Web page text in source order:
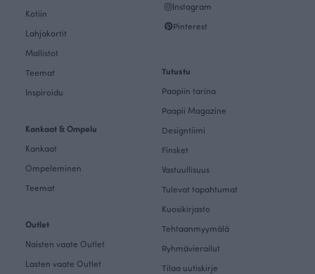
Kotiin
Lahjakortit
Mallistot
Teemat
Inspiroidu
Kankaat & Ompelu
Kankaat
Ompeleminen
Teemat
Outlet
Naisten vaate Outlet
Lasten vaate Outlet
Instagram
Pinterest
Tutustu
Paapiin tarina
Paapii Magazine
Designtiimi
Finsket
Vastuullisuus
Tulevat tapahtumat
Kuosikirjasto
Tehtaanmyymälä
Ryhmävierailut
Tilaa uutiskirje